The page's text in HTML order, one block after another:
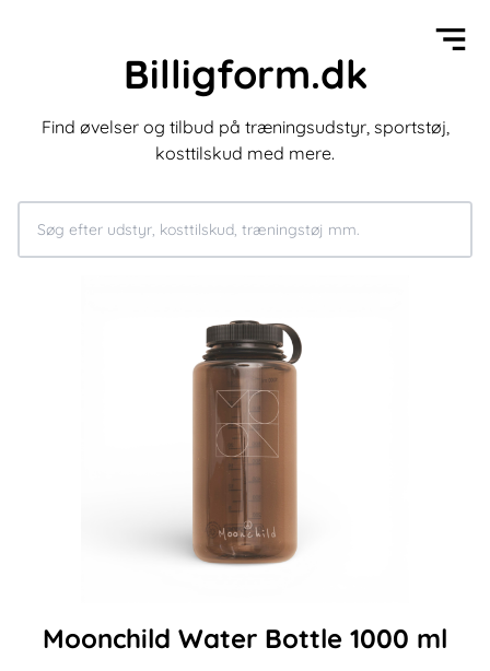
Billigform.dk
Find øvelser og tilbud på træningsudstyr, sportstøj,
kosttilskud med mere.
Moonchild Water Bottle 1000 ml